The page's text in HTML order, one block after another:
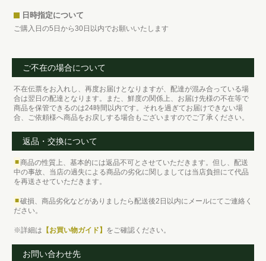
日時指定について
ご購入日の5日から30日以内でお願いいたします
ご不在の場合について
不在伝票をお入れし、再度お届けとなりますが、配達が混み合っている場
合は翌日の配達となります。また、鮮度の関係上、お届け先様の不在等で
商品を保管できるのは24時間以内です。それを過ぎてお届けできない場
合、ご依頼様へ商品をお戻しする場合もございますのでご了承ください。
返品・交換について
■商品の性質上、基本的には返品不可とさせていただきます。但し、配送
中の事故、当店の過失による商品の劣化に関しましては当店負担にて代品
を再送させていただきます。
■破損、商品劣化などがありましたら配送後2日以内にメールにてご連絡く
ださい。
※詳細は 【お買い物ガイド】 をご確認ください。
お問い合わせ先